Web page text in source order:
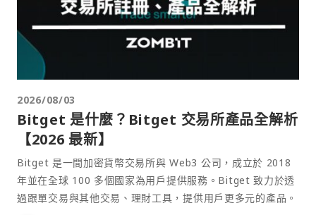
2026/08/03
Bitget 是什麼？Bitget 交易所產品全解析
【2026 最新】
Bitget 是一間加密貨幣交易所與 Web3 公司，成立於 2018
年並在全球 100 多個國家為用戶提供服務。Bitget 致力於透
過跟單交易與其他交易、理財工具，提供用戶更多元的產品。